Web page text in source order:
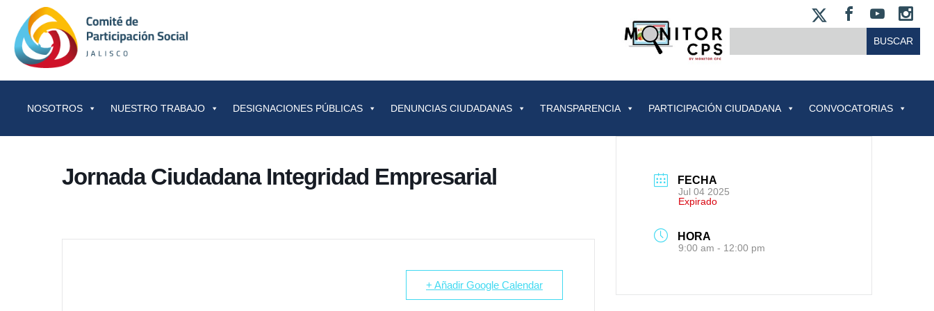
FACEBOOK
NOSOTROS NUESTRO TRABAJO DESIGNACIONES PÚBLICAS DENUNCIAS CIUDADANAS TRANSPARENCIA PARTICIPACIÓN CIUDADANA CONVOCATORIAS
Jornada Ciudadana Integridad Empresarial
+ Añadir Google Calendar
FECHA
Jul 04 2025
Expirado
HORA
9:00 am - 12:00 pm